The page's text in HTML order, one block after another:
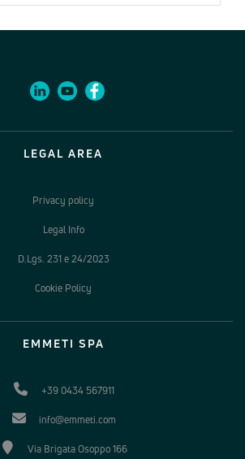
LEGAL AREA
Privacy policy
Legal Info
D.Lgs. 231 e 24/2023
Cookie Policy
EMMETI SPA
+39 0434 567911
info@emmeti.com
Via Brigata Osoppo 166